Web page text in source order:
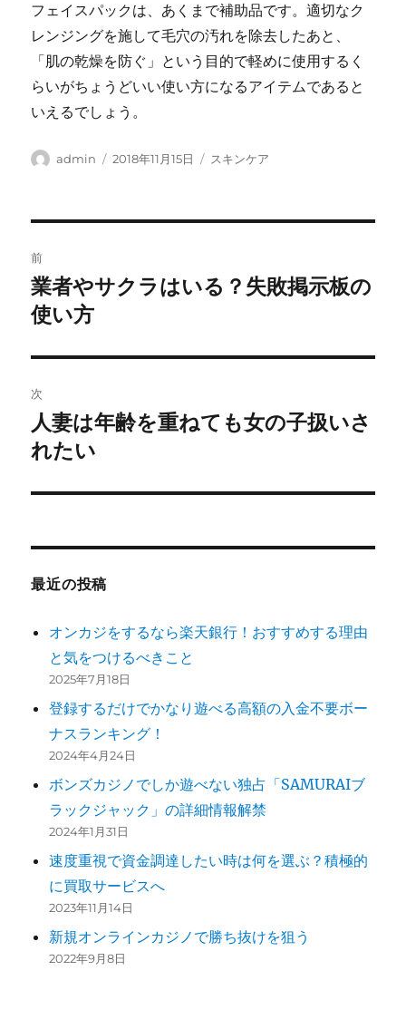
フェイスパックは、あくまで補助品です。適切なク
レンジングを施して毛穴の汚れを除去したあと、
「肌の乾燥を防ぐ」という目的で軽めに使用するく
らいがちょうどいい使い方になるアイテムであると
いえるでしょう。
投
admin
投
2018年11月15日
カ
スキンケア
稿
ナ
ビ
ゲ
ー
シ
ン
前
前
の
稿:
業者やサクラはいる？失敗掲示板の
使い方
次
次
の
稿:
人妻は年齢を重ねても女の子扱いさ
れたい
最近の投稿
オンカジをするなら楽天銀行！おすすめする理由
と気をつけるべきこと
2025年7月18日
登録するだけでかなり遊べる高額の入金不要ボー
ナスランキング！
2024年4月24日
ボンズカジノでしか遊べない独占「SAMURAIブ
ラックジャック」の詳細情報解禁
2024年1月31日
速度重視で資金調達したい時は何を選ぶ？積極的
に買取サービスへ
2023年11月14日
新規オンラインカジノで勝ち抜けを狙う
2022年9月8日